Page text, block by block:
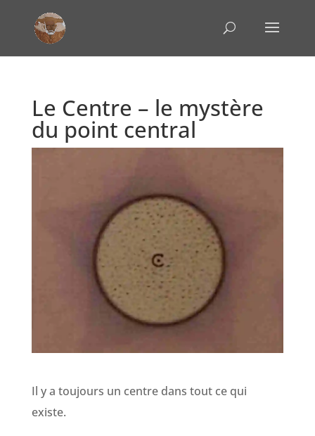
Le Centre – le mystère
du point central
Il y a toujours un centre dans tout ce qui
existe.